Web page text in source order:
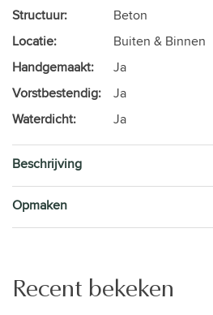
Structuur:
Beton
Locatie:
Buiten & Binnen
Handgemaakt:
Ja
Vorstbestendig:
Ja
Waterdicht:
Ja
Beschrijving
Opmaken
Recent bekeken